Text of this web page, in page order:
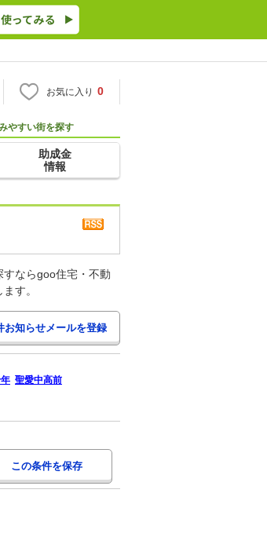
お気に入り 0
やすい街を探す
助成金
情報
ならgoo住宅・不動
す。
聖愛中高前
この条件を保存